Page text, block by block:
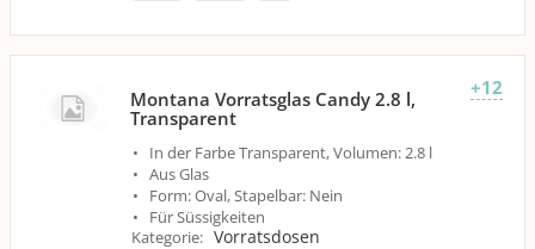
+12
Montana Vorratsglas Candy 2.8 l,
Transparent
In der Farbe Transparent, Volumen: 2.8 l
Aus Glas
Form: Oval, Stapelbar: Nein
Für Süssigkeiten
Kategorie: Vorratsdosen